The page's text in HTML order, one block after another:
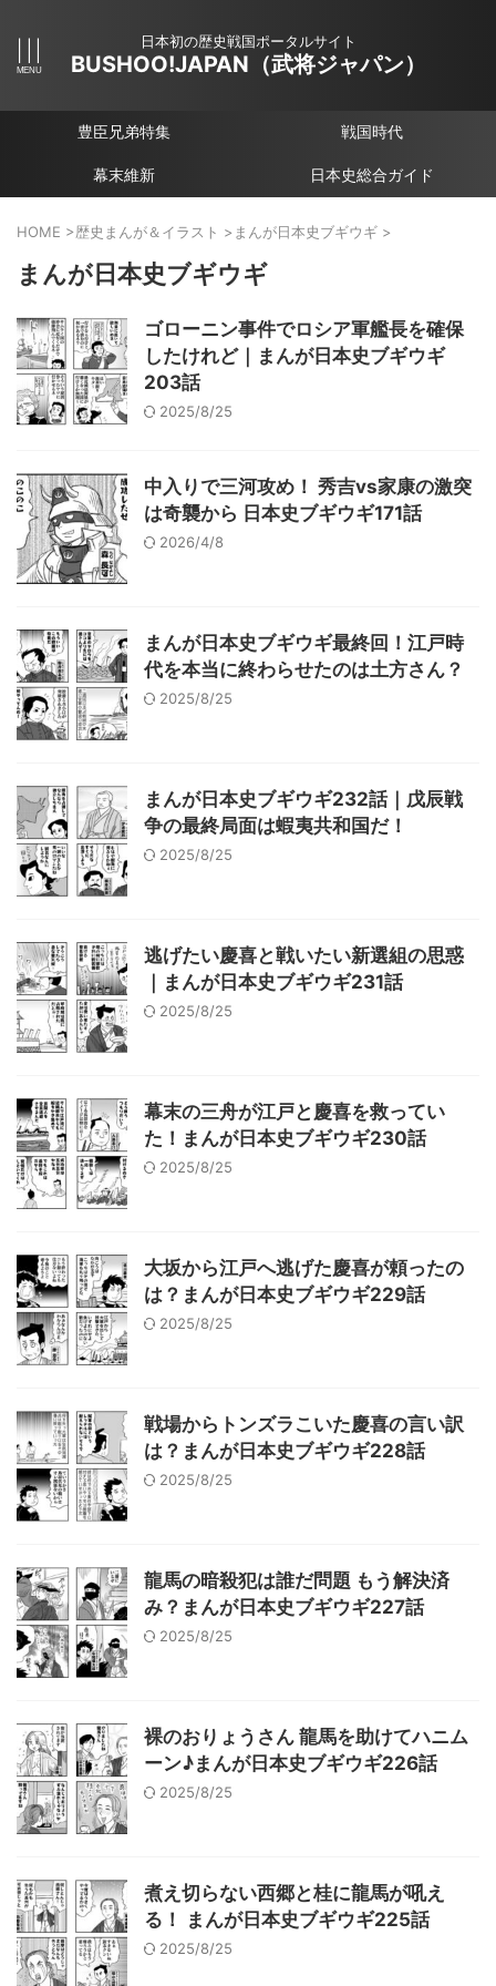
日本初の歴史戦国ポータルサイト
BUSHOO!JAPAN（武将ジャパン）
豊臣兄弟特集 戦国時代
幕末維新 日本史総合ガイド
HOME >歴史まんが＆イラスト > まんが日本史ブギウギ >
まんが日本史ブギウギ
ゴローニン事件でロシア軍艦長を確保
したけれど｜まんが日本史ブギウギ
203話
2025/8/25
中入りで三河攻め！ 秀吉vs家康の激突
は奇襲から 日本史ブギウギ171話
2026/4/8
まんが日本史ブギウギ最終回！江戸時
代を本当に終わらせたのは土方さん？
2025/8/25
まんが日本史ブギウギ232話｜戊辰戦
争の最終局面は蝦夷共和国だ！
2025/8/25
逃げたい慶喜と戦いたい新選組の思惑
｜まんが日本史ブギウギ231話
2025/8/25
幕末の三舟が江戸と慶喜を救ってい
た！まんが日本史ブギウギ230話
2025/8/25
大坂から江戸へ逃げた慶喜が頼ったの
は？まんが日本史ブギウギ229話
2025/8/25
戦場からトンズラこいた慶喜の言い訳
は？まんが日本史ブギウギ228話
2025/8/25
龍馬の暗殺犯は誰だ問題 もう解決済
み？まんが日本史ブギウギ227話
2025/8/25
裸のおりょうさん 龍馬を助けてハニム
ーン♪まんが日本史ブギウギ226話
2025/8/25
煮え切らない西郷と桂に龍馬が吼え
る！ まんが日本史ブギウギ225話
2025/8/25